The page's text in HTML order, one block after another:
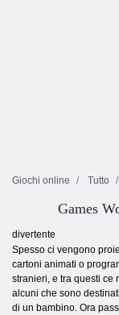
Giochi online Tutto
Games
divertente
Spesso ci vengono
cartoni animati o
stranieri, e tra questi ce
alcuni che sono
di un bambino. Ora